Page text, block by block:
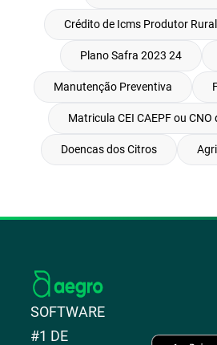
Crédito de Icms Produtor Rural
Plano Safra 2023 24
Manutenção Preventiva
Matricula CEI CAEPF ou
Doencas dos Citros
SOFTWARE
#1 DE